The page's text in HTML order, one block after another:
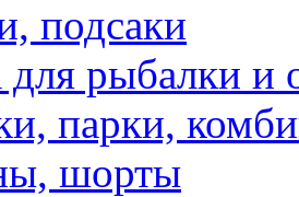
подсаки
рыбалки и
парки,
шорты